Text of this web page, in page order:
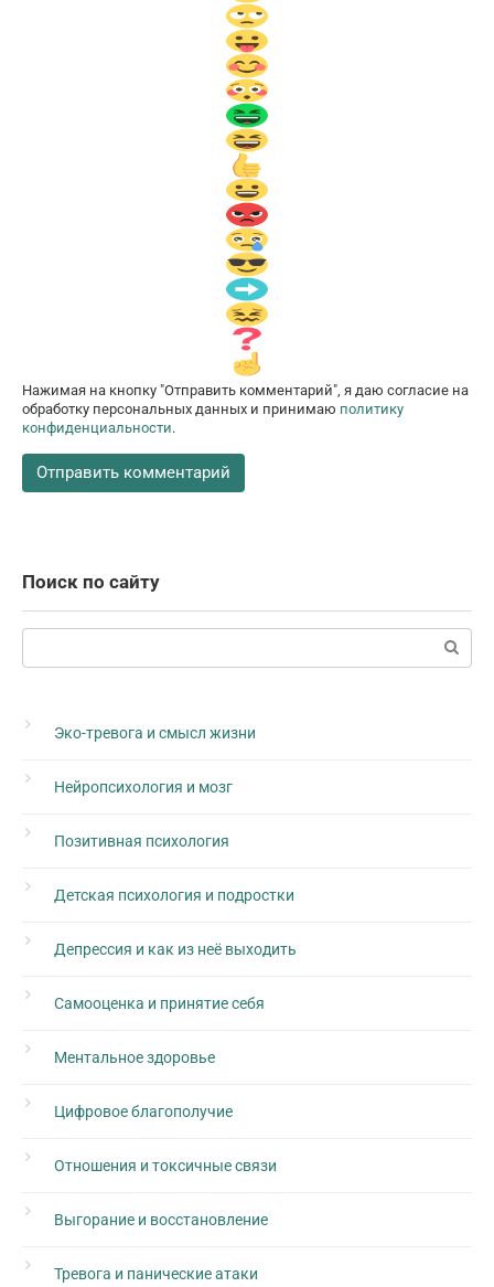
Нажимая на кнопку "Отправить комментарий", я даю согласие на
обработку персональных данных и принимаю политику
конфиденциальности.
Поиск по сайту
Поиск:
Эко-тревога и смысл жизни
Нейропсихология и мозг
Позитивная психология
Детская психология и подростки
Депрессия и как из неё выходить
Самооценка и принятие себя
Ментальное здоровье
Цифровое благополучие
Отношения и токсичные связи
Выгорание и восстановление
Тревога и панические атаки